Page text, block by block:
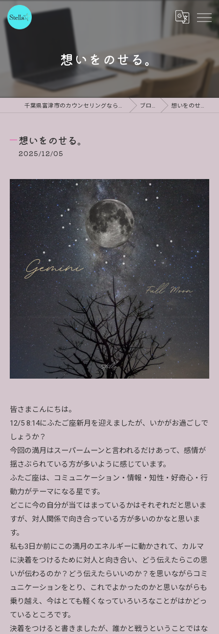
想いをのせる。
千葉県富津市のカウンセリングならStella ブログ 想いをのせる。
想いをのせる。
2025/12/05
皆さまこんにちは。
12/5 8:14にふたご座新月を迎えましたが、いかがお過ごしで
しょうか？
今回の満月はスーパームーンと言われるだけあって、感情が
揺さぶられている方が多いように感じています。
ふたご座は、コミュニケーション・情報・知性・好奇心・行
動力がテーマになる星です。
どこに今の自分が当てはまっているかはそれぞれだと思いま
すが、対人関係で向き合っている方が多いのかなと思いま
す。
私も3日か前にこの満月のエネルギーに動かされて、カルマ
に決着をつけるために対人と向き合い、どう伝えたらこの思
いが伝わるのか？どう伝えたらいいのか？を思いながらコミ
ュニケーションをとり、これでよかったのかと思いながらも
乗り越え、今はとても軽くなっていろいろなことがはかどっ
ているところです。
決着をつけると書きましたが、誰かと戦うということではな